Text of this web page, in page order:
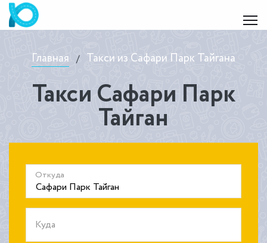
Главная / Такси из Сафари Парк Тайгана
Такси Сафари Парк
Тайган
Откуда
Куда